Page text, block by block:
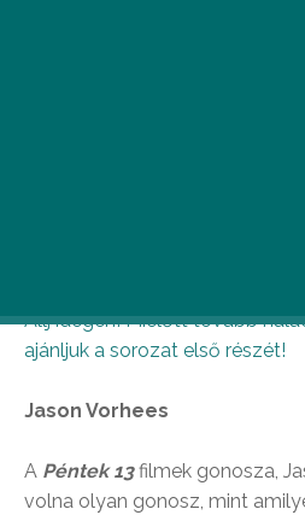
Állj idegen! Mielőtt tovább
ajánljuk a sorozat első részét!
Jason Vorhees
A Péntek 13filmek gonosza,
volna olyan gonosz, mint